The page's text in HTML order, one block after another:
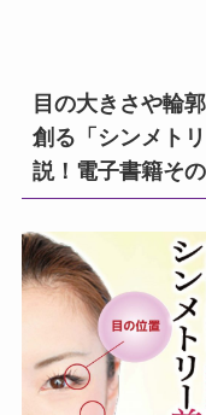
目の大きさや輪
創る「シンメト
説！電子書籍その